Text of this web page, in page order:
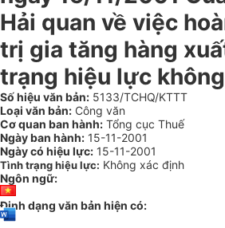
Hải quan về việc
trị gia tăng hàng
trạng hiệu lực
Số hiệu văn bản: 5133/TCHQ/KTTT
Loại văn bản: Công văn
Cơ quan ban hành: Tổng cục Thuế
Ngày ban hành: 15-11-2001
Ngày có hiệu lực: 15-11-2001
Tình trạng hiệu lực: Không xác định
Ngôn ngữ:
Định dạng văn bản hiện có: